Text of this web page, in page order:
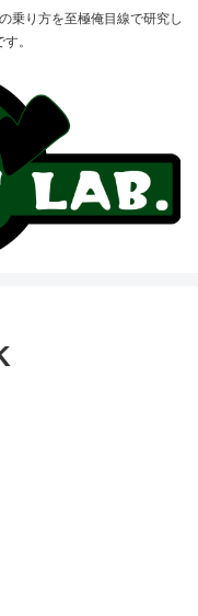
乗り方を至極俺目線で研究し
。